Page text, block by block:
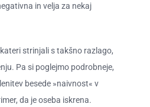
in velja za nekaj
strinjali s takšno razlago,
Pa si poglejmo podrobneje,
besede »naivnost« v
da je oseba iskrena.